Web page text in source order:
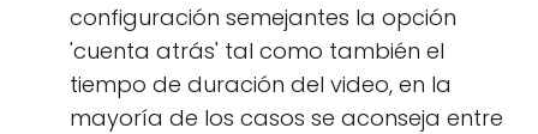
configuración semejantes la opción
'cuenta atrás' tal como también el
tiempo de duración del video, en la
mayoría de los casos se aconseja entre